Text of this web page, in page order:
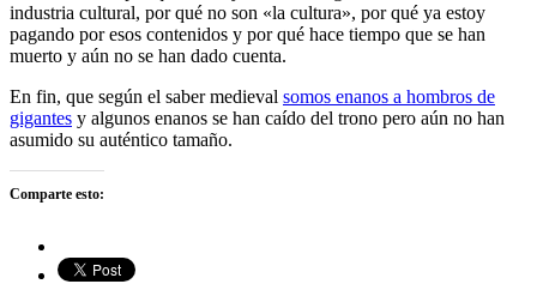
industria cultural, por qué no son «la cultura», por qué ya estoy
pagando por esos contenidos y por qué hace tiempo que se han
muerto y aún no se han dado cuenta.
En fin, que según el saber medieval somos enanos a hombros de
gigantes y algunos enanos se han caído del trono pero aún no han
asumido su auténtico tamaño.
Comparte esto: